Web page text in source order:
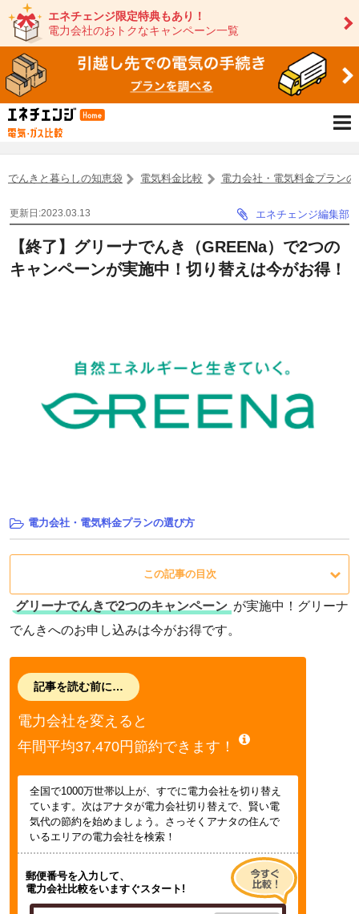
エネチェンジ限定特典もあり！
電力会社のおトクなキャンペーン一覧
でんきと暮らしの知恵袋 電気料金比較 電力会社・電気料金プランの
更新日:2023.03.13 エネチェンジ編集部
【終了】グリーナでんき（GREENa）で2つの
キャンペーンが実施中！切り替えは今がお得！
電力会社・電気料金プランの選び方
この記事の目次
グリーナでんきで2つのキャンペーン が実施中！グリーナ
でんきへのお申し込みは今がお得です。
記事を読む前に…
電力会社を変えると
年間平均37,470円節約できます！
全国で1000万世帯以上が、すでに電力会社を切り替え
ています。次はアナタが電力会社切り替えで、賢い電
気代の節約を始めましょう。さっそくアナタの住んで
いるエリアの電力会社を検索！
郵便番号を入力して、
電力会社比較をいますぐスタート!